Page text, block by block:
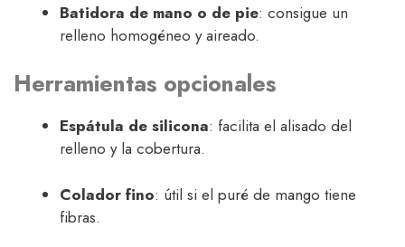
Batidora de mano o de pie: consigue un
relleno homogéneo y aireado.
Herramientas opcionales
Espátula de silicona: facilita el alisado del
relleno y la cobertura.
Colador fino: útil si el puré de mango tiene
fibras.